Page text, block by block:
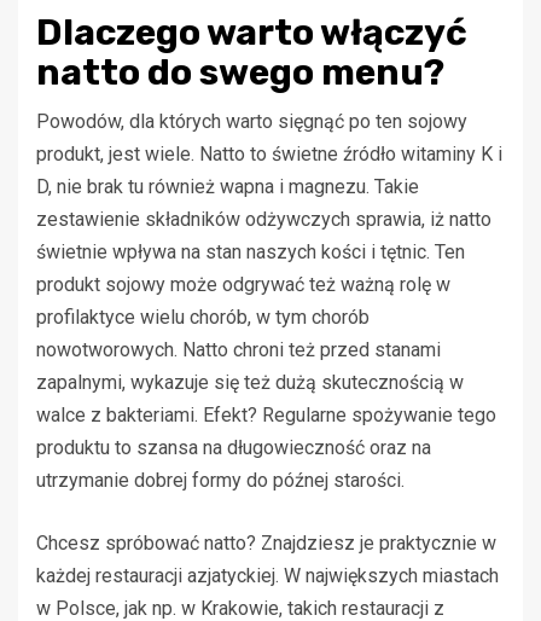
Dlaczego warto włączyć
natto do swego menu?
Powodów, dla których warto sięgnąć po ten sojowy
produkt, jest wiele. Natto to świetne źródło witaminy K i
D, nie brak tu również wapna i magnezu. Takie
zestawienie składników odżywczych sprawia, iż natto
świetnie wpływa na stan naszych kości i tętnic. Ten
produkt sojowy może odgrywać też ważną rolę w
profilaktyce wielu chorób, w tym chorób
nowotworowych. Natto chroni też przed stanami
zapalnymi, wykazuje się też dużą skutecznością w
walce z bakteriami. Efekt? Regularne spożywanie tego
produktu to szansa na długowieczność oraz na
utrzymanie dobrej formy do późnej starości.
Chcesz spróbować natto? Znajdziesz je praktycznie w
każdej restauracji azjatyckiej. W największych miastach
w Polsce, jak np. w Krakowie, takich restauracji z